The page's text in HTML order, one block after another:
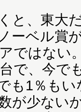
と、東大
ーベル賞
ではない
で、今で
も1％も
が少ない